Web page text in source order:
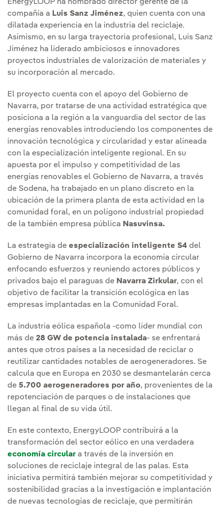
EnergyLOOP ha nombrado director gerente de la
compañía a Luis Sanz Jiménez, quien cuenta con una
dilatada experiencia en la industria del reciclaje.
Asimismo, en su larga trayectoria profesional, Luis Sanz
Jiménez ha liderado ambiciosos e innovadores
proyectos industriales de valorización de materiales y
su incorporación al mercado.
El proyecto cuenta con el apoyo del Gobierno de
Navarra, por tratarse de una actividad estratégica que
posiciona a la región a la vanguardia del sector de las
energías renovables introduciendo los componentes de
innovación tecnológica y circularidad y estar alineada
con la especialización inteligente regional. En su
apuesta por el impulso y competitividad de las
energías renovables el Gobierno de Navarra, a través
de Sodena, ha trabajado en un plano discreto en la
ubicación de la primera planta de esta actividad en la
comunidad foral, en un polígono industrial propiedad
de la también empresa pública Nasuvinsa.
La estrategia de especialización inteligente S4 del
Gobierno de Navarra incorpora la economía circular
enfocando esfuerzos y reuniendo actores públicos y
privados bajo el paraguas de Navarra Zirkular, con el
objetivo de facilitar la transición ecológica en las
empresas implantadas en la Comunidad Foral.
La industria eólica española -como líder mundial con
más de 28 GW de potencia instalada- se enfrentará
antes que otros países a la necesidad de reciclar o
reutilizar cantidades notables de aerogeneradores. Se
calcula que en Europa en 2030 se desmantelarán cerca
de 5.700 aerogeneradores por año, provenientes de la
repotenciación de parques o de instalaciones que
llegan al final de su vida útil.
En este contexto, EnergyLOOP contribuirá a la
transformación del sector eólico en una verdadera
economía circular a través de la inversión en
soluciones de reciclaje integral de las palas. Esta
iniciativa permitirá también mejorar su competitividad y
sostenibilidad gracias a la investigación e implantación
de nuevas tecnologías de reciclaje, que permitirán